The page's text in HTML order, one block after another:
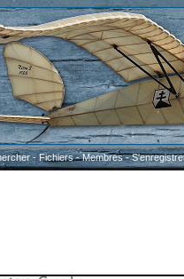
-Fichiers-Membres-